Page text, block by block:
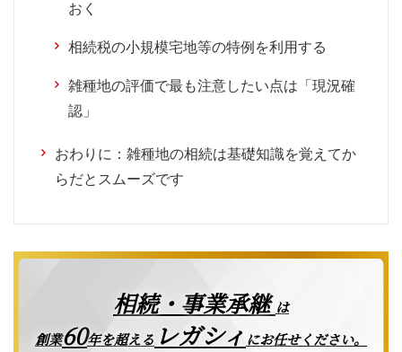
おく
相続税の小規模宅地等の特例を利用する
雑種地の評価で最も注意したい点は「現況確
認」
おわりに：雑種地の相続は基礎知識を覚えてか
らだとスムーズです
相続・事業承継は
創業60年を超える レガシィ にお任せください。